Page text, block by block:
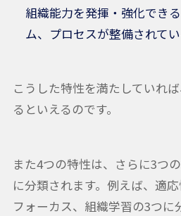
組織能力を発揮・強化でき
ム、プロセスが整備されて
こうした特性を満たしていれ
るといえるのです。
また4つの特性は、さらに3つ
に分類されます。例えば、適
フォーカス、組織学習の3つに